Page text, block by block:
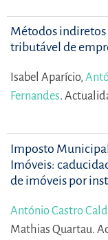
Métodos
tributável de
Isabel Aparício,
Fernandes.
Imposto Municipal
Imóveis:
de imóveis por
António Castro
Mathias Quartau.